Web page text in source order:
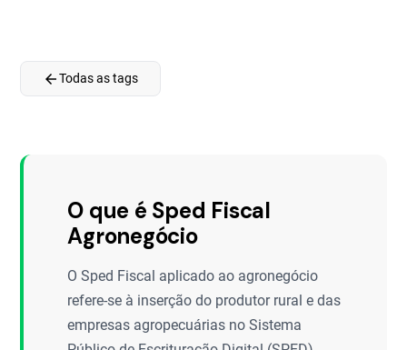
arrow_backTodas as tags
O que é Sped Fiscal
Agronegócio
O Sped Fiscal aplicado ao agronegócio
refere-se à inserção do produtor rural e das
empresas agropecuárias no Sistema